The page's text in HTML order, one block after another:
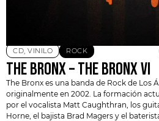
CD, VINILO ROCK
THE BRONX – THE BRONX VI
The Bronx es una banda de Rock de Los
originalmente en 2002. La formación
por el vocalista Matt Caughthran, los
Horne, el bajista Brad Magers y el